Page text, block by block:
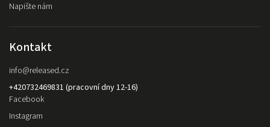
Napište nám
Kontakt
info@released.cz
+420732469831 (pracovní dny 12-16)
Facebook
Instagram